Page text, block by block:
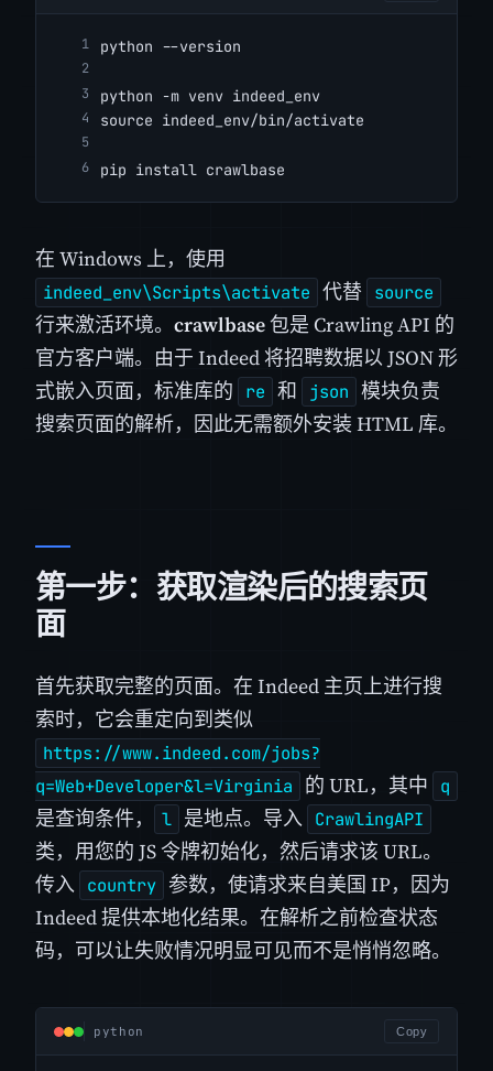
python --version
python -m venv indeed_env
source indeed_env/bin/activate
pip install crawlbase
在 Windows 上，使用
indeed_env\Scripts\activate 代替 source
行来激活环境。 crawlbase包是 Crawling API 的
官方客户端。由于 Indeed 将招聘数据以 JSON 形
式嵌入页面，标准库的
re 和 json 模块负责
搜索页面的解析，因此无需额外安装 HTML 库。
第一步：获取渲染后的搜索页
面
首先获取完整的页面。在 Indeed 主页上进行搜
索时，它会重定向到类似
https://www.indeed.com/jobs?
q=Web+Developer&l=Virginia
的 URL，其中 q
是查询条件， l 是地点。导入 CrawlingAPI
类，用您的 JS 令牌初始化，然后请求该 URL。
传入 country 参数，使请求来自美国 IP，因为
Indeed 提供本地化结果。在解析之前检查状态
码，可以让失败情况明显可见而不是悄悄忽略。
python Copy